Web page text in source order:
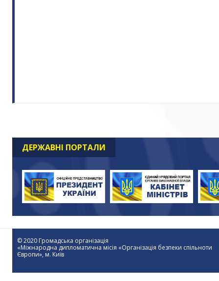
ДЕРЖАВНІ ПОРТАЛИ
© 2020 Громадська організація
«Міжнародна дипломатична місія «Організація безпеки спільноти
Європи», м. Київ